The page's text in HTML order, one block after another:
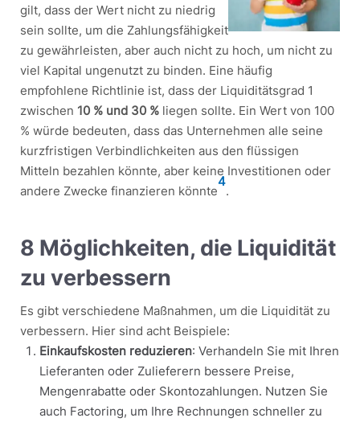
gilt, dass der Wert nicht zu niedrig
sein sollte, um die Zahlungsfähigkeit
zu gewährleisten, aber auch nicht zu hoch, um nicht zu
viel Kapital ungenutzt zu binden. Eine häufig
empfohlene Richtlinie ist, dass der Liquiditätsgrad 1
zwischen 10 % und 30 %liegen sollte. Ein Wert von 100
% würde bedeuten, dass das Unternehmen alle seine
kurzfristigen Verbindlichkeiten aus den flüssigen
Mitteln bezahlen könnte, aber keine Investitionen oder
andere Zwecke finanzieren könnte
4
.
8 Möglichkeiten, die Liquidität
zu verbessern
Es gibt verschiedene Maßnahmen, um die Liquidität zu
verbessern. Hier sind acht Beispiele:
Einkaufskosten reduzieren: Verhandeln Sie mit Ihren
Lieferanten oder Zulieferern bessere Preise,
Mengenrabatte oder Skontozahlungen. Nutzen Sie
auch Factoring, um Ihre Rechnungen schneller zu